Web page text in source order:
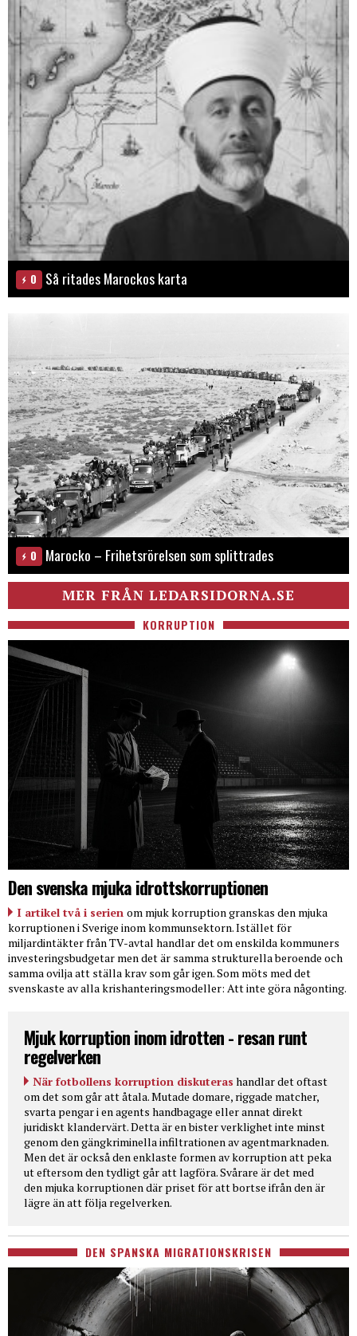
0 Så ritades Marockos karta
0 Marocko – Frihetsrörelsen som splittrades
MER FRÅN LEDARSIDORNA.SE
KORRUPTION
Den svenska mjuka idrottskorruptionen
I artikel två i serien om mjuk korruption granskas den mjuka
korruptionen i Sverige inom kommunsektorn. Istället för
miljardintäkter från TV-avtal handlar det om enskilda kommuners
investeringsbudgetar men det är samma strukturella beroende och
samma ovilja att ställa krav som går igen. Som möts med det
svenskaste av alla krishanteringsmodeller: Att inte göra någonting.
Mjuk korruption inom idrotten - resan runt
regelverken
När fotbollens korruption diskuteras handlar det oftast
om det som går att åtala. Mutade domare, riggade matcher,
svarta pengar i en agents handbagage eller annat direkt
juridiskt klandervärt. Detta är en bister verklighet inte minst
genom den gängkriminella infiltrationen av agentmarknaden.
Men det är också den enklaste formen av korruption att peka
ut eftersom den tydligt går att lagföra. Svårare är det med
den mjuka korruptionen där priset för att bortse ifrån den är
lägre än att följa regelverken.
DEN SPANSKA MIGRATIONSKRISEN